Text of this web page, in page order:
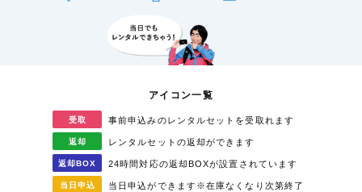
アイコン一覧
受取 事前申込みのレンタルセットを受取れます
返却 レンタルセットの返却ができます
返却BOX 24時間対応の返却BOXが設置されています
当日 申込 当日申込ができます※在庫なくなり次第終了